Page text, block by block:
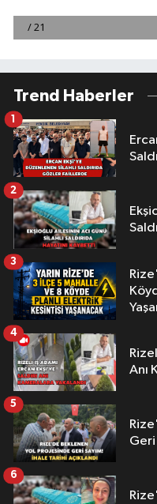
Trend Haberler
Ercan
1
2
3
Anı
4
Geri
5
6